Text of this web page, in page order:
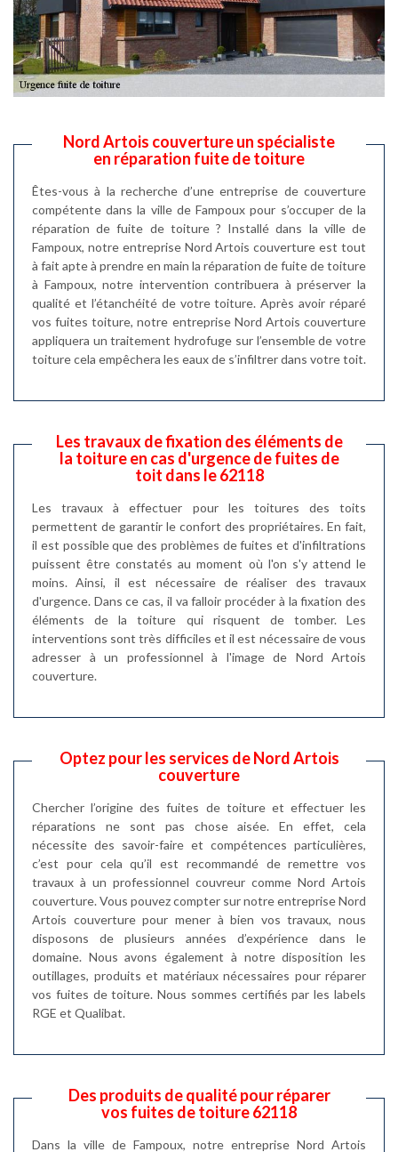
Nord Artois couverture un spécialiste
en réparation fuite de toiture
Êtes-vous à la recherche d’une entreprise de couverture
compétente dans la ville de Fampoux pour s’occuper de la
réparation de fuite de toiture ? Installé dans la ville de
Fampoux, notre entreprise Nord Artois couverture est tout
à fait apte à prendre en main la réparation de fuite de toiture
à Fampoux, notre intervention contribuera à préserver la
qualité et l’étanchéité de votre toiture. Après avoir réparé
vos fuites toiture, notre entreprise Nord Artois couverture
appliquera un traitement hydrofuge sur l’ensemble de votre
toiture cela empêchera les eaux de s’infiltrer dans votre toit.
Les travaux de fixation des éléments de
la toiture en cas d'urgence de fuites de
toit dans le 62118
Les travaux à effectuer pour les toitures des toits
permettent de garantir le confort des propriétaires. En fait,
il est possible que des problèmes de fuites et d'infiltrations
puissent être constatés au moment où l'on s'y attend le
moins. Ainsi, il est nécessaire de réaliser des travaux
d'urgence. Dans ce cas, il va falloir procéder à la fixation des
éléments de la toiture qui risquent de tomber. Les
interventions sont très difficiles et il est nécessaire de vous
adresser à un professionnel à l'image de Nord Artois
couverture.
Optez pour les services de Nord Artois
couverture
Chercher l’origine des fuites de toiture et effectuer les
réparations ne sont pas chose aisée. En effet, cela
nécessite des savoir-faire et compétences particulières,
c’est pour cela qu’il est recommandé de remettre vos
travaux à un professionnel couvreur comme Nord Artois
couverture. Vous pouvez compter sur notre entreprise Nord
Artois couverture pour mener à bien vos travaux, nous
disposons de plusieurs années d’expérience dans le
domaine. Nous avons également à notre disposition les
outillages, produits et matériaux nécessaires pour réparer
vos fuites de toiture. Nous sommes certifiés par les labels
RGE et Qualibat.
Des produits de qualité pour réparer
vos fuites de toiture 62118
Dans la ville de Fampoux, notre entreprise Nord Artois